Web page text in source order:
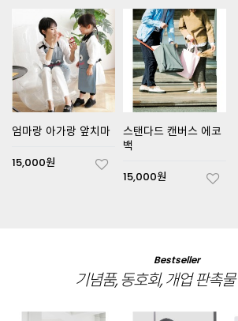
엄마랑 아가랑 앞치마
15,000원
스탠다드 캔버스 에코
백
15,000원
Bestseller
기념품, 동호회, 개업 판촉물